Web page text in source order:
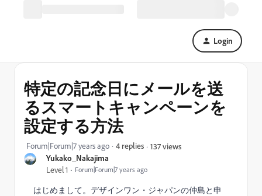
Login
Yukako_Nakajima
Level 1 Forum|Forum|7 years ago
特定の記念日にメールを送
るスマートキャンペーンを
設定する方法
Forum|Forum|7 years ago 4 replies 137 views
はじめまして。デザインワン・ジャパンの仲島と申